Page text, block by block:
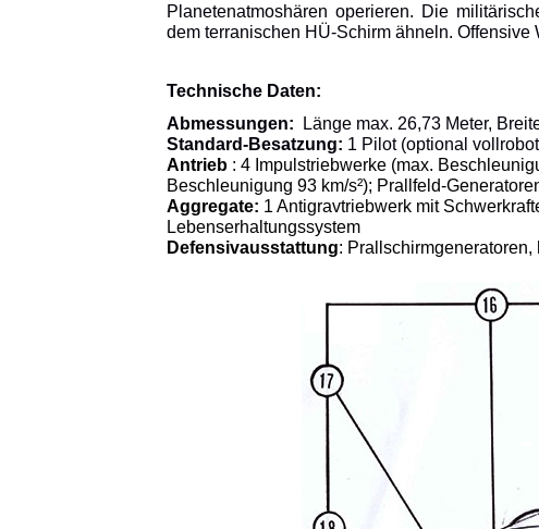
Planetenatmoshären operieren. Die
dem terranischen HÜ-Schirm ähneln.
Technische Daten:
Abmessungen:
Länge max. 26,73 Meter,
Standard-Besatzung: 1 Pilot (optional
Antrieb : 4 Impulstriebwerke (max.
Beschleunigung 93 km/s²); Prallfeld-
Aggregate: 1 Antigravtriebwerk mit
Lebenserhaltungssystem
Defensivausstattung: